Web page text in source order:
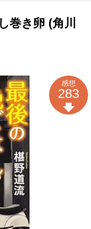
巻き卵 (角川
感想
283